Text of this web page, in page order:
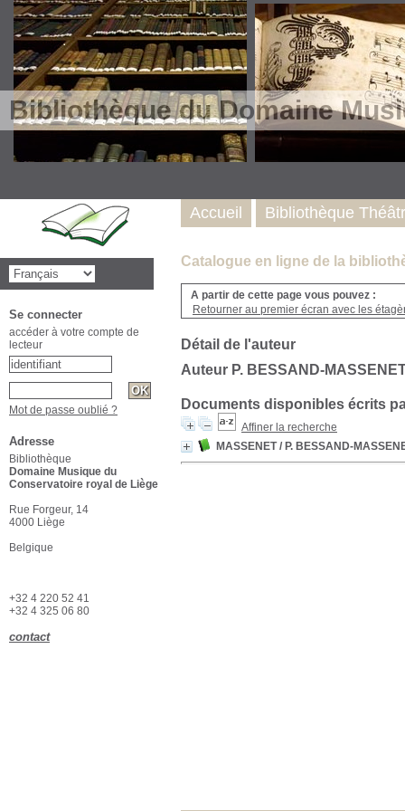
Bibliothèque du Domaine
Catalogue en ligne de la
A partir de cette page vous pouvez :
Retourner au premier écran avec les
Détail de l'auteur
Auteur P. BESSAND-
Documents disponibles écrits
Affiner la recherche
MASSENET/ P. BESSAND-
Accueil Bibliothèque
Se connecter
accéder à votre compte de
lecteur
Mot de passe oublié ?
Adresse
Bibliothèque
Domaine Musique du
Conservatoire royal de Liège
Rue Forgeur, 14
4000 Liège
Belgique
+32 4 220 52 41
+32 4 325 06 80
contact